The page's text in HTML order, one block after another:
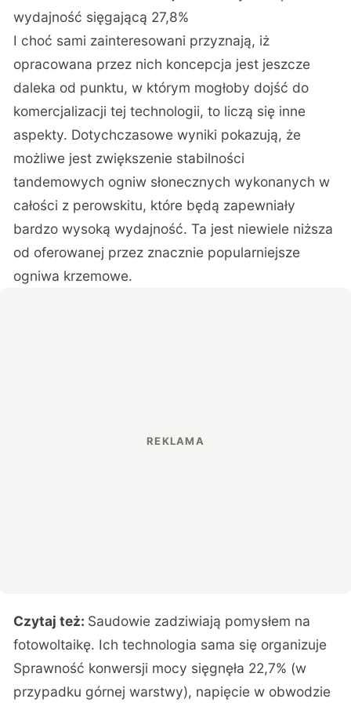
wydajność sięgającą 27,8%
I choć sami zainteresowani przyznają, iż
opracowana przez nich koncepcja jest jeszcze
daleka od punktu, w którym mogłoby dojść do
komercjalizacji tej technologii, to liczą się inne
aspekty. Dotychczasowe wyniki pokazują, że
możliwe jest zwiększenie stabilności
tandemowych ogniw słonecznych wykonanych w
całości z perowskitu, które będą zapewniały
bardzo wysoką wydajność. Ta jest niewiele niższa
od oferowanej przez znacznie popularniejsze
ogniwa krzemowe.
Czytaj też: Saudowie zadziwiają pomysłem na
fotowoltaikę. Ich technologia sama się organizuje
Sprawność konwersji mocy sięgnęła 22,7% (w
przypadku górnej warstwy), napięcie w obwodzie